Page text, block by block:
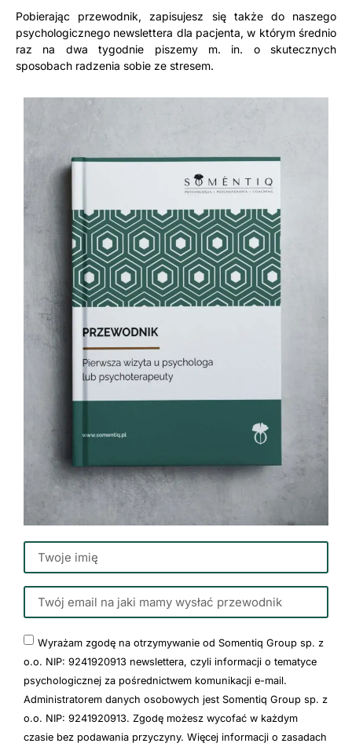
Wyrażam zgodę na otrzymywanie od Somentiq Group sp. z
o.o. NIP: 9241920913 newslettera, czyli informacji o tematyce
psychologicznej za pośrednictwem komunikacji e-mail.
Administratorem danych osobowych jest Somentiq Group sp. z
o.o. NIP: 9241920913. Zgodę możesz wycofać w każdym
czasie bez podawania przyczyny. Więcej informacji o zasadach
Pobierając przewodnik, zapisujesz się także do naszego
psychologicznego newslettera dla pacjenta, w którym średnio
raz na dwa tygodnie piszemy m. in. o skutecznych
sposobach radzenia sobie ze stresem.